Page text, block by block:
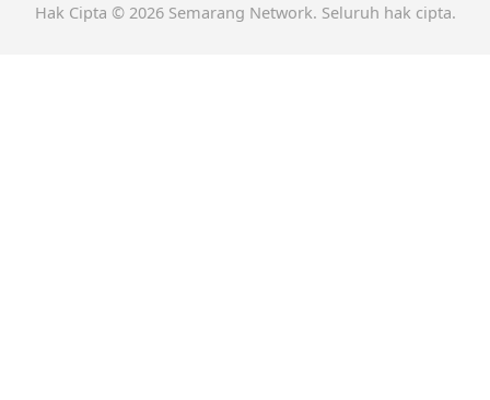
Hak Cipta © 2026 Semarang Network. Seluruh hak cipta.